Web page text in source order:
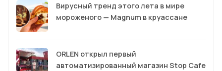
Вирусный тренд этого лета в мире
мороженого — Magnum в круассане
ORLEN открыл первый
автоматизированный магазин Stop Cafe